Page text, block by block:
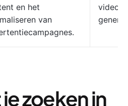
en het
van
zoeken in